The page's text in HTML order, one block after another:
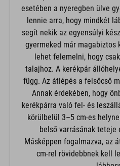
esetében a nyeregben ülve
lennie arra, hogy mindkét
segít nekik az egyensúlyi
gyermeked már magabiztos
lehet felemelni, hogy
talajhoz. A kerékpár
függ. Az átlépés a felsőcső
Annak érdekében, hogy
kerékpárra való fel- és
körülbelül 3–5 cm-es
belső varrásának teteje
Másképpen fogalmazva, az
cm-rel rövidebbnek kell